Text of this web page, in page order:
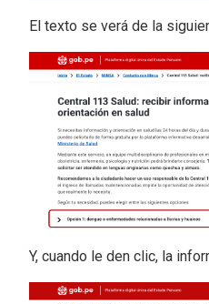
El texto se verá de la
Y, cuando le den clic, la